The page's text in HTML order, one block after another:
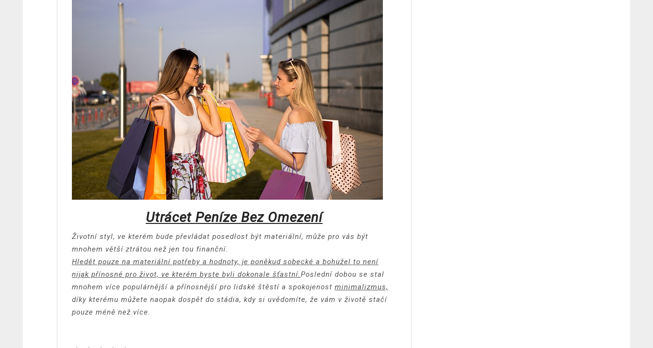
Utrácet Peníze Bez Omezení
Životní styl, ve kterém bude převládat posedlost být materiální, může pro vás být
mnohem větší ztrátou než jen tou finanční.
Hledět pouze na materiální potřeby a hodnoty, je poněkud sobecké a bohužel to není
nijak přínosné pro život, ve kterém byste byli dokonale šťastní. Poslední dobou se stal
mnohem více populárnější a přínosnější pro lidské štěstí a spokojenost minimalizmus,
díky kterému můžete naopak dospět do stádia, kdy si uvědomíte, že vám v životě stačí
pouze méně než více.